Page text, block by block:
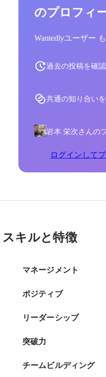
のプロフィ
Wantedlyユーザー
過去の投稿を確
共通の知り合い
岩本 栄次さんの
ログインして
スキルと特徴
マネージメント
ポジティブ
リーダーシップ
突破力
チームビルディング